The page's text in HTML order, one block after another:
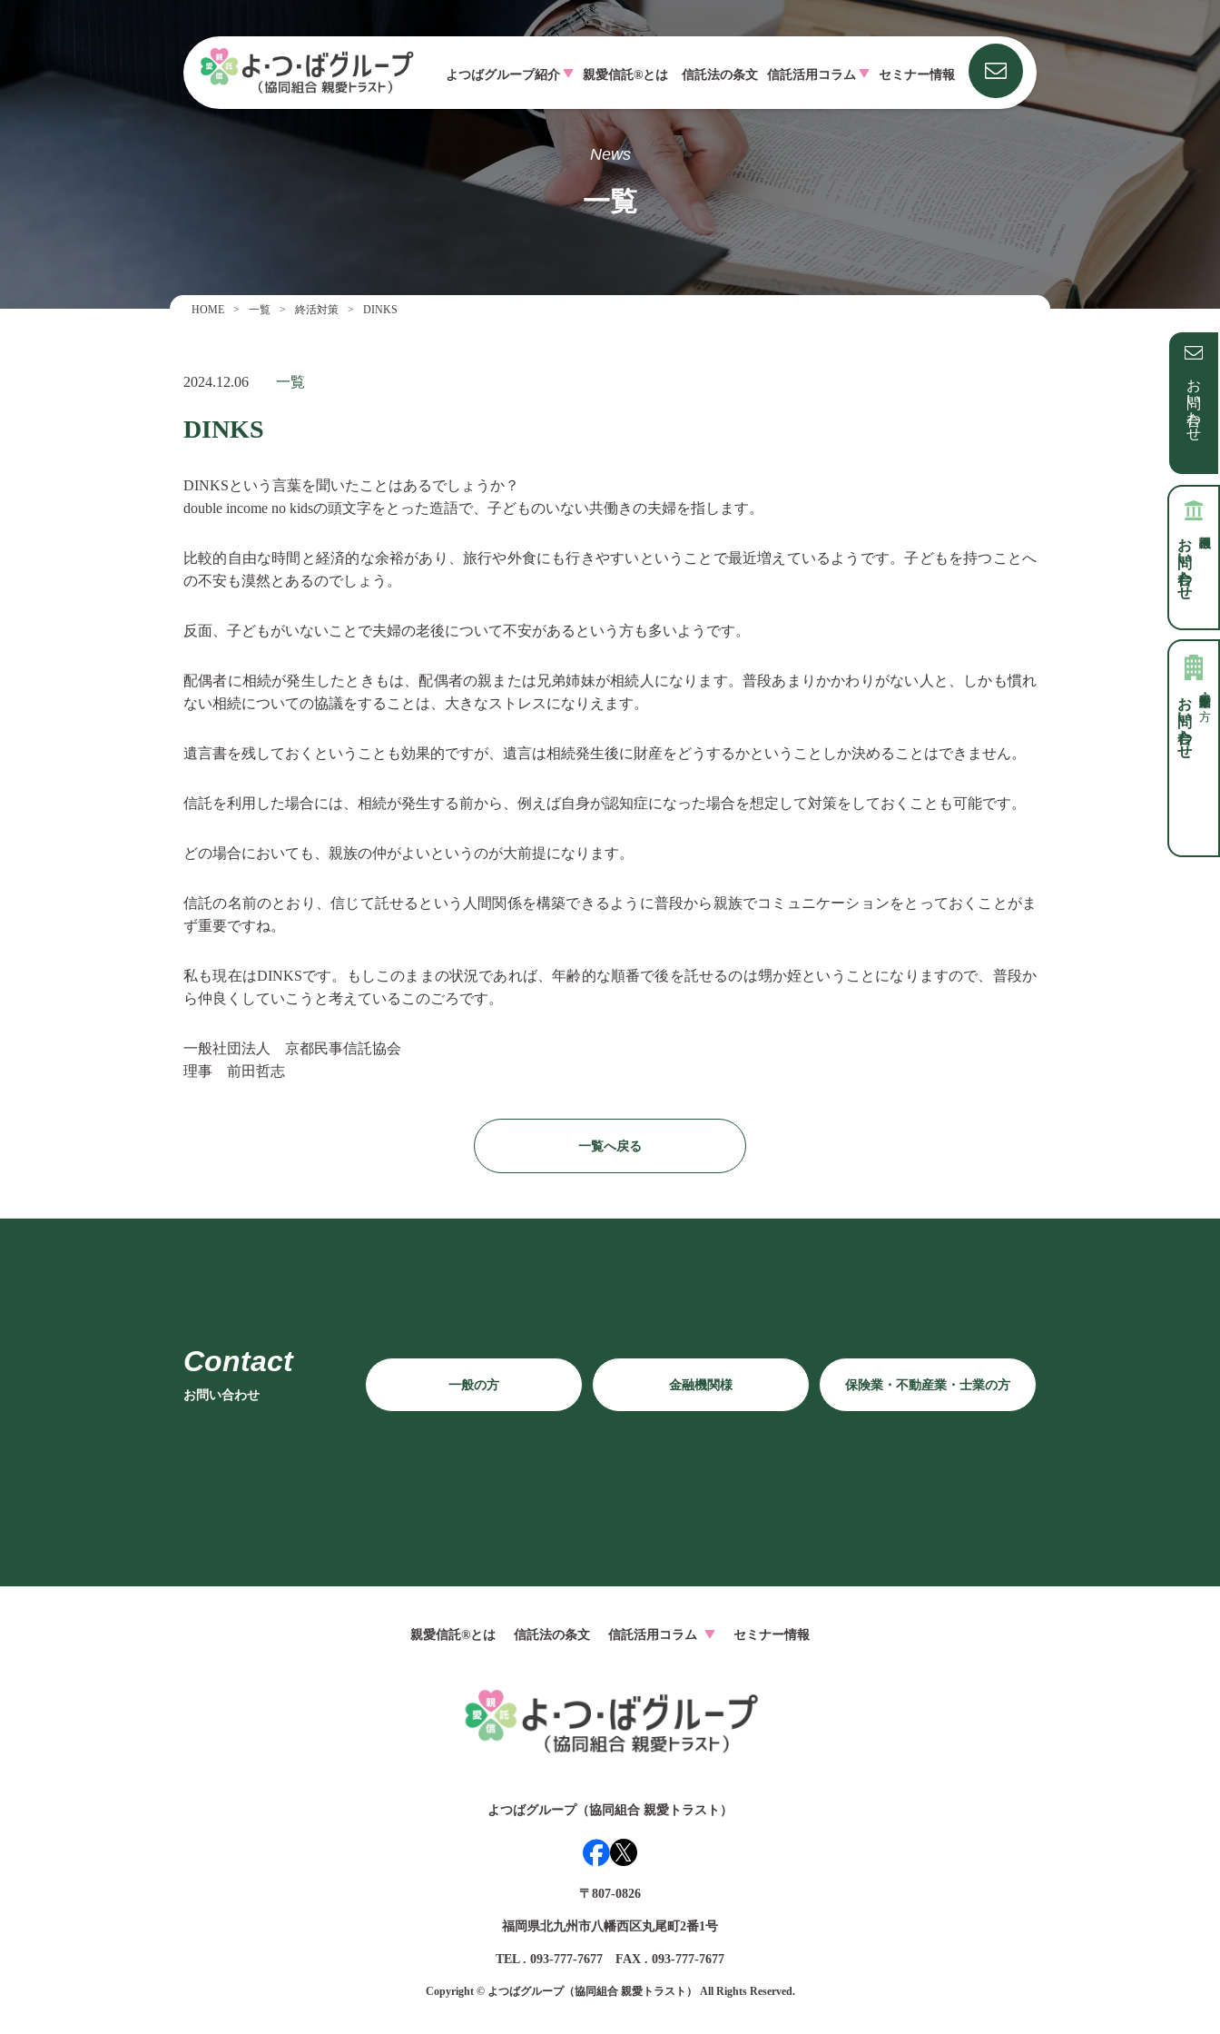
よつばグループ紹介 親愛信託®とは 信託法の条文 信託活用コラム セミナー情報
お問い合わせ
お問い合わせ
保険業・不動産業・士業の方
お問い合わせ
News
一覧
HOME 一覧 終活対策 DINKS
2024.12.06 一覧
DINKS
DINKSという言葉を聞いたことはあるでしょうか？
double income no kidsの頭文字をとった造語で、子どものいない共働きの夫婦を指します。
比較的自由な時間と経済的な余裕があり、旅行や外食にも行きやすいということで最近増えているようです。子どもを持つことへ
の不安も漠然とあるのでしょう。
反面、子どもがいないことで夫婦の老後について不安があるという方も多いようです。
配偶者に相続が発生したときもは、配偶者の親または兄弟姉妹が相続人になります。普段あまりかかわりがない人と、しかも慣れ
ない相続についての協議をすることは、大きなストレスになりえます。
遺言書を残しておくということも効果的ですが、遺言は相続発生後に財産をどうするかということしか決めることはできません。
信託を利用した場合には、相続が発生する前から、例えば自身が認知症になった場合を想定して対策をしておくことも可能です。
どの場合においても、親族の仲がよいというのが大前提になります。
信託の名前のとおり、信じて託せるという人間関係を構築できるように普段から親族でコミュニケーションをとっておくことがま
ず重要ですね。
私も現在はDINKSです。もしこのままの状況であれば、年齢的な順番で後を託せるのは甥か姪ということになりますので、普段か
ら仲良くしていこうと考えているこのごろです。
一般社団法人 京都民事信託協会
理事 前田哲志
一覧へ戻る
お問い合わせ
一般の方 金融機関様 保険業・不動産業・士業の方
親愛信託®とは 信託法の条文 信託活用コラム セミナー情報
よつばグループ（協同組合 親愛トラスト）
〒807-0826
福岡県北九州市八幡西区丸尾町2番1号
TEL . 093-777-7677 FAX . 093-777-7677
Copyright © よつばグループ（協同組合 親愛トラスト） All Rights Reserved.